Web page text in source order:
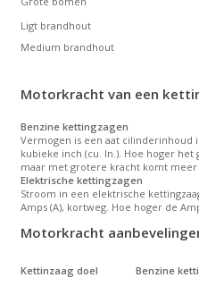
Ligt brandhout
Medium brandhout
Motorkracht van een
Benzine kettingzagen
Vermogen is een aat cilinderinhoud
kubieke inch (cu. In.). Hoe hoger
maar met grotere kracht komt meer
Elektrische kettingzagen
Stroom in een elektrische
Amps (A), kortweg. Hoe hoger de
Motorkracht
Kettinzaag doel Benzine